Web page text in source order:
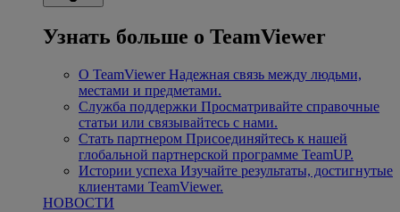
Узнать больше о TeamViewer
О TeamViewer Надежная связь между людьми,
местами и предметами.
Служба поддержки Просматривайте справочные
статьи или связывайтесь с нами.
Стать партнером Присоединяйтесь к нашей
глобальной партнерской программе TeamUP.
Истории успеха Изучайте результаты, достигнутые
клиентами TeamViewer.
НОВОСТИ